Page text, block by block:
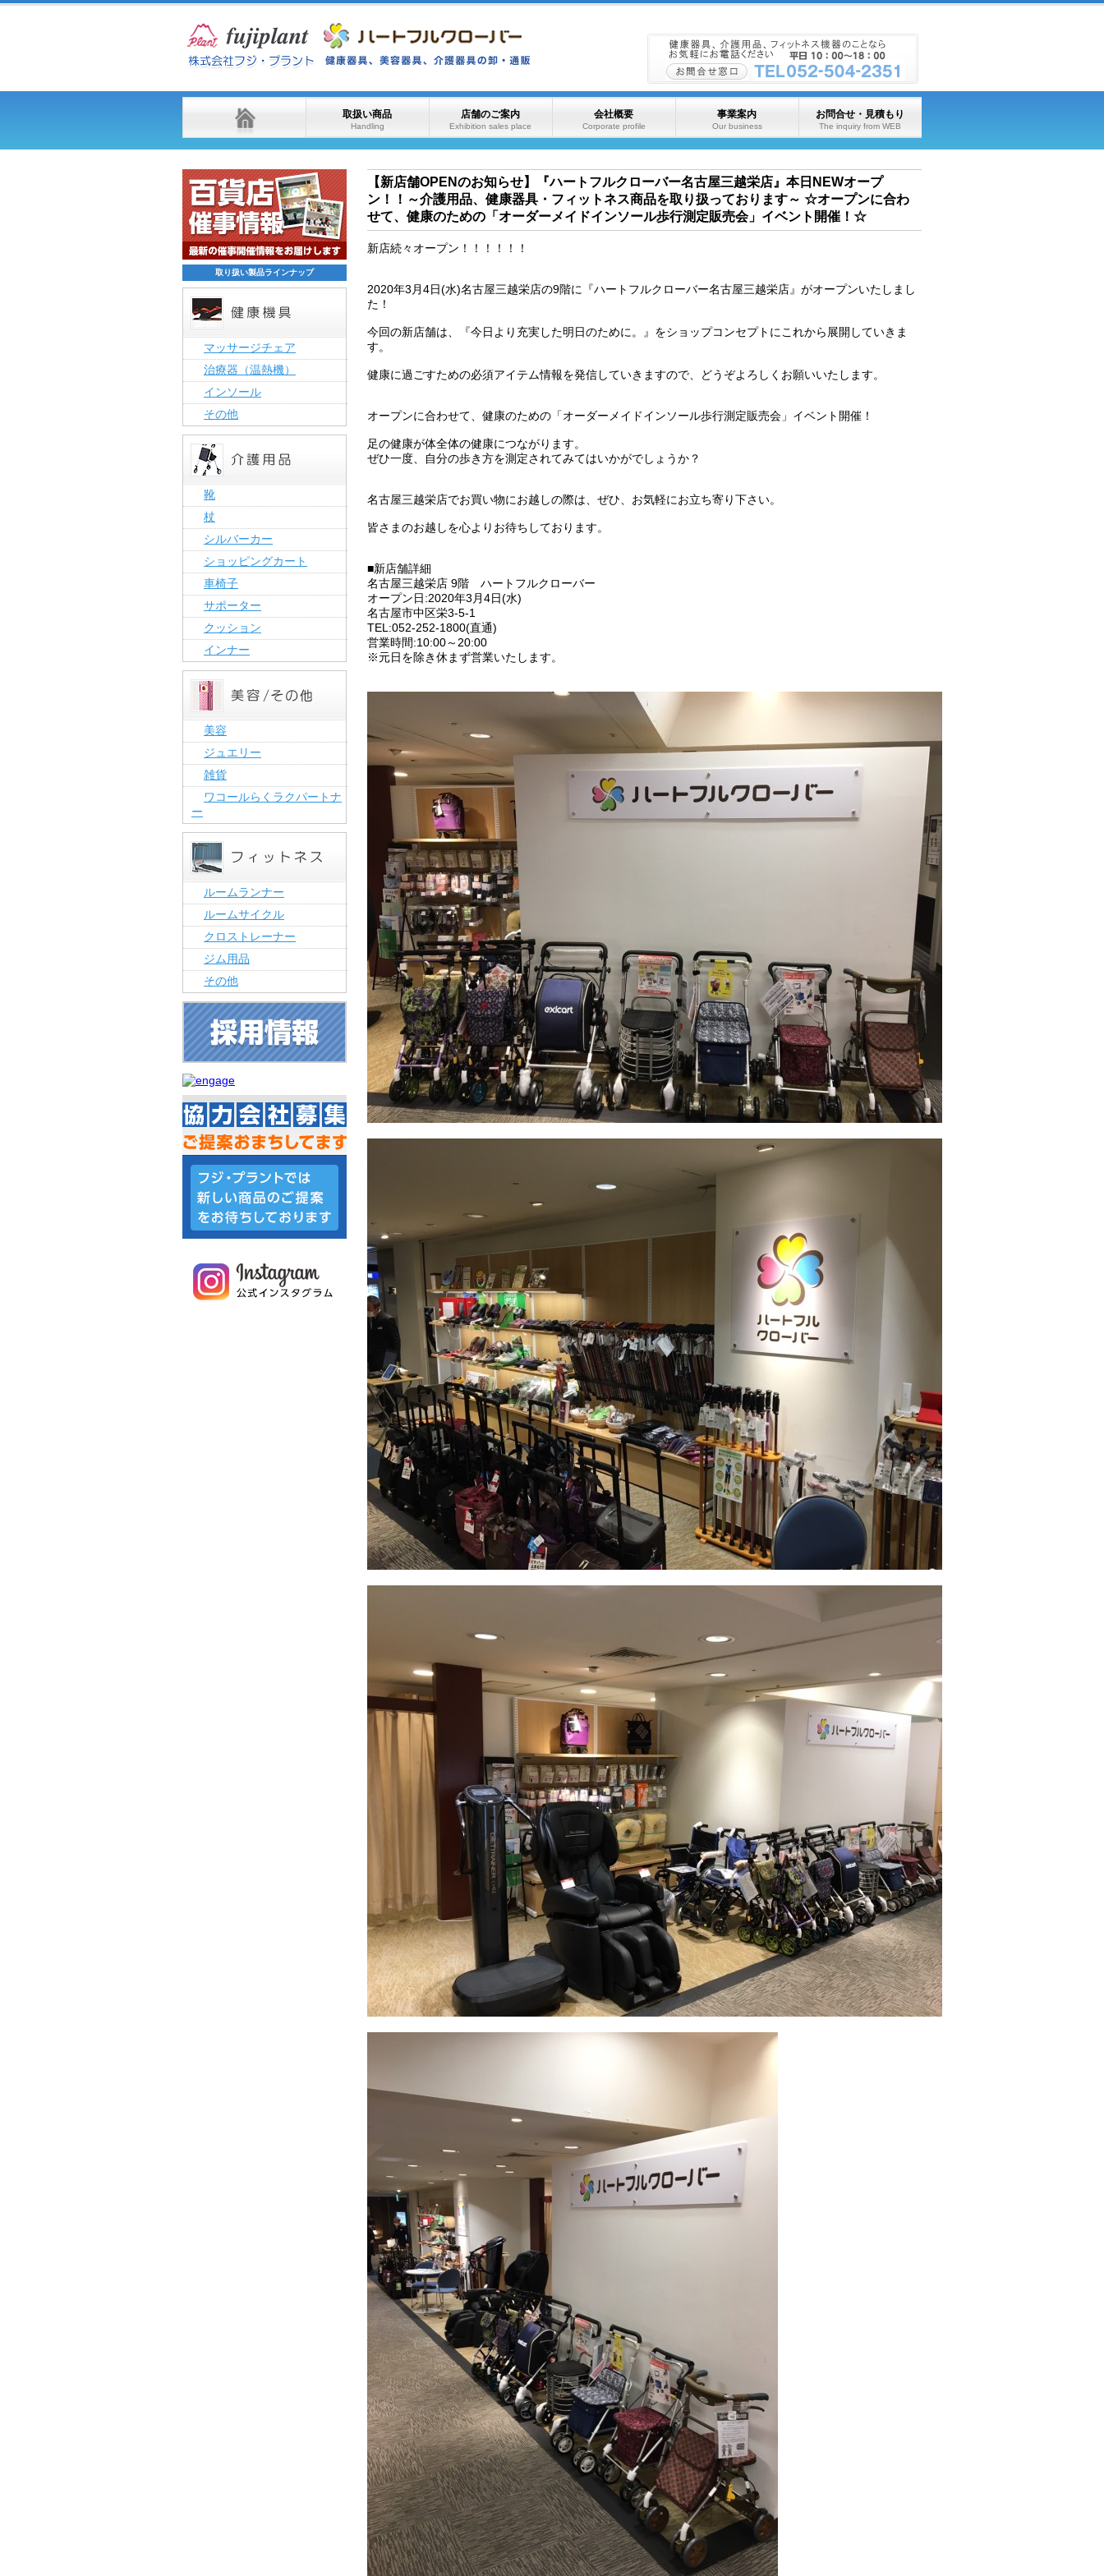
取扱い商品
Handling
店舗のご案内
Exhibition sales place
会社概要
Corporate profile
事業案内
Our business
お問合せ・見積もり
The inquiry from WEB
【新店舗OPENのお知らせ】『ハートフルクローバー名古屋三越栄店』本日NEWオープ
ン！！～介護用品、健康器具・フィットネス商品を取り扱っております～ ☆オープンに合わ
せて、健康のための「オーダーメイドインソール歩行測定販売会」イベント開催！☆
新店続々オープン！！！！！！
2020年3月4日(水)名古屋三越栄店の9階に『ハートフルクローバー名古屋三越栄店』がオープンいたしまし
た！
今回の新店舗は、『今日より充実した明日のために。』をショップコンセプトにこれから展開していきま
す。
健康に過ごすための必須アイテム情報を発信していきますので、どうぞよろしくお願いいたします。
オープンに合わせて、健康のための「オーダーメイドインソール歩行測定販売会」イベント開催！
足の健康が体全体の健康につながります。
ぜひ一度、自分の歩き方を測定されてみてはいかがでしょうか？
名古屋三越栄店でお買い物にお越しの際は、ぜひ、お気軽にお立ち寄り下さい。
皆さまのお越しを心よりお待ちしております。
■新店舗詳細
名古屋三越栄店 9階 ハートフルクローバー
オープン日:2020年3月4日(水)
名古屋市中区栄3-5-1
TEL:052-252-1800(直通)
営業時間:10:00～20:00
※元日を除き休まず営業いたします。
取り扱い製品ラインナップ
マッサージチェア
治療器（温熱機）
インソール
その他
靴
杖
シルバーカー
ショッピングカート
車椅子
サポーター
クッション
インナー
美容
ジュエリー
雑貨
ワコールらくラクパートナ
ー
ルームランナー
ルームサイクル
クロストレーナー
ジム用品
その他